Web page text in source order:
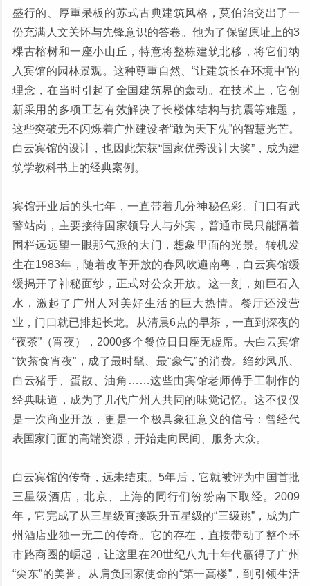
盛行的、厚重呆板的苏式古典建筑风格，莫伯治交出了一
份充满人文关怀与先锋意识的答卷。他为了保留原址上的3
棵古榕树和一座小山丘，特意将整栋建筑北移，将它们纳
入宾馆的园林景观。这种尊重自然、“让建筑长在环境中”的
理念，在当时引起了全国建筑界的轰动。在技术上，它创
新采用的多项工艺有效解决了长楼体结构与抗震等难题，
这些突破无不闪烁着广州建设者“敢为天下先”的智慧光芒。
白云宾馆的设计，也因此荣获“国家优秀设计大奖”，成为建
筑学教科书上的经典案例。
宾馆开业后的头七年，一直带着几分神秘色彩。门口有武
警站岗，主要接待国家领导人与外宾，普通市民只能隔着
围栏远远望一眼那气派的大门，想象里面的光景。转机发
生在1983年，随着改革开放的春风吹遍南粤，白云宾馆缓
缓揭开了神秘面纱，正式对公众开放。这一刻，如巨石入
水，激起了广州人对美好生活的巨大热情。餐厅还没营
业，门口就已排起长龙。从清晨6点的早茶，一直到深夜的
“夜茶”（宵夜），2000多个餐位日日座无虚席。去白云宾馆
“饮茶食宵夜”，成了最时髦、最“豪气”的消费。绉纱凤爪、
白云猪手、蛋散、油角……这些由宾馆老师傅手工制作的
经典味道，成为了几代广州人共同的味觉记忆。这不仅仅
是一次商业开放，更是一个极具象征意义的信号：曾经代
表国家门面的高端资源，开始走向民间、服务大众。
白云宾馆的传奇，远未结束。5年后，它就被评为中国首批
三星级酒店，北京、上海的同行们纷纷南下取经。2009
年，它完成了从三星级直接跃升五星级的“三级跳”，成为广
州酒店业独一无二的传奇。它的存在，直接带动了整个环
市路商圈的崛起，让这里在20世纪八九十年代赢得了广州
“尖东”的美誉。从肩负国家使命的“第一高楼”，到引领生活